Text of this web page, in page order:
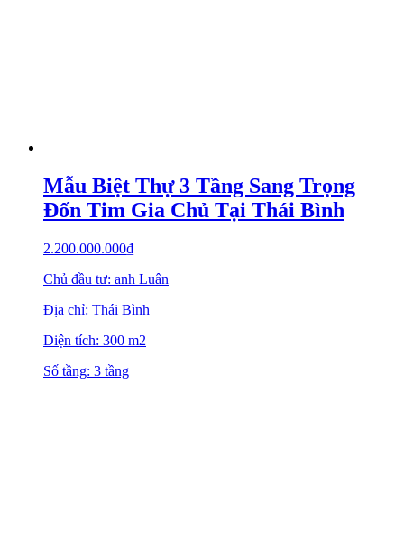
Mẫu Biệt Thự 3 Tầng Sang Trọng
Đốn Tim Gia Chủ Tại Thái Bình
2.200.000.000₫
Chủ đầu tư: anh Luân
Địa chỉ: Thái Bình
Diện tích: 300 m2
Số tầng: 3 tầng